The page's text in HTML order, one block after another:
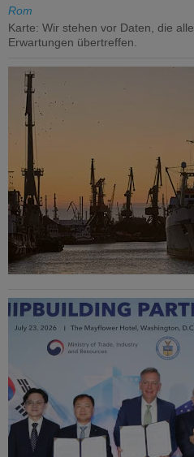
Rom
Karte: Wir stehen vor Daten, die alle
Erwartungen übertreffen.